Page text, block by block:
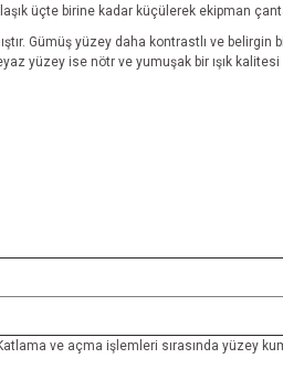
üçte birine kadar küçülerek ekipman
Gümüş yüzey daha kontrastlı ve belirgin
yüzey ise nötr ve yumuşak bir ışık
ve açma işlemleri sırasında yüzey